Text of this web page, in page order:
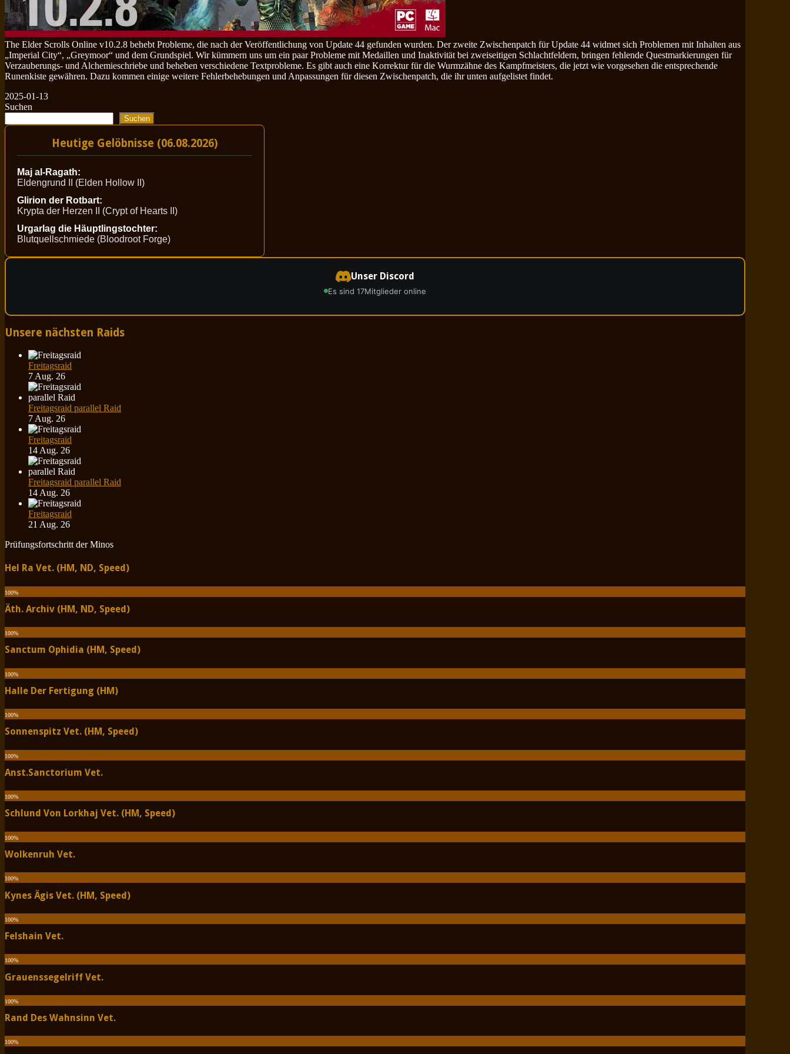
The Elder Scrolls Online v10.2.8 behebt Probleme, die nach der Veröffentlichung von Update 44 gefunden wurden. Der zweite Zwischenpatch für Update 44 widmet sich Problemen mit Inhalten aus
„Imperial City“, „Greymoor“ und dem Grundspiel. Wir kümmern uns um ein paar Probleme mit Medaillen und Inaktivität bei zweiseitigen Schlachtfeldern, bringen fehlende Questmarkierungen für
Verzauberungs- und Alchemieschriebe und beheben verschiedene Textprobleme. Es gibt auch eine Korrektur für die Wurmzähne des Kampfmeisters, die jetzt wie vorgesehen die entsprechende
Runenkiste gewähren. Dazu kommen einige weitere Fehlerbehebungen und Anpassungen für diesen Zwischenpatch, die ihr unten aufgelistet findet.
2025-01-13
Suchen
Suchen
Heutige Gelöbnisse (06.08.2026)
Maj al-Ragath:
Eldengrund II (Elden Hollow II)
Glirion der Rotbart:
Krypta der Herzen II (Crypt of Hearts II)
Urgarlag die Häuptlingstochter:
Blutquellschmiede (Bloodroot Forge)
Unser Discord
Es sind 17Mitglieder online
Unsere nächsten Raids
Freitagsraid
7 Aug. 26
Freitagsraid parallel Raid
7 Aug. 26
Freitagsraid
14 Aug. 26
Freitagsraid parallel Raid
14 Aug. 26
Freitagsraid
21 Aug. 26
Prüfungsfortschritt der Minos
Hel Ra Vet. (HM, ND, Speed)
100%
Äth. Archiv (HM, ND, Speed)
100%
Sanctum Ophidia (HM, Speed)
100%
Halle Der Fertigung (HM)
100%
Sonnenspitz Vet. (HM, Speed)
100%
Anst.Sanctorium Vet.
100%
Schlund Von Lorkhaj Vet. (HM, Speed)
100%
Wolkenruh Vet.
100%
Kynes Ägis Vet. (HM, Speed)
100%
Felshain Vet.
100%
Grauenssegelriff Vet.
100%
Rand Des Wahnsinn Vet.
100%